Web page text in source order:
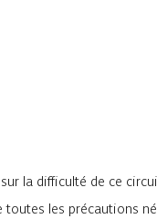
la difficulté de ce
les précautions